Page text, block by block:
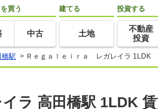
買う
中古
建てる
土地
投資する
不動産
投資
橋駅 > Ｒｅｇａｌｅｉｒａ レガレイラ 1LDK
ラ 高田橋駅 1LDK